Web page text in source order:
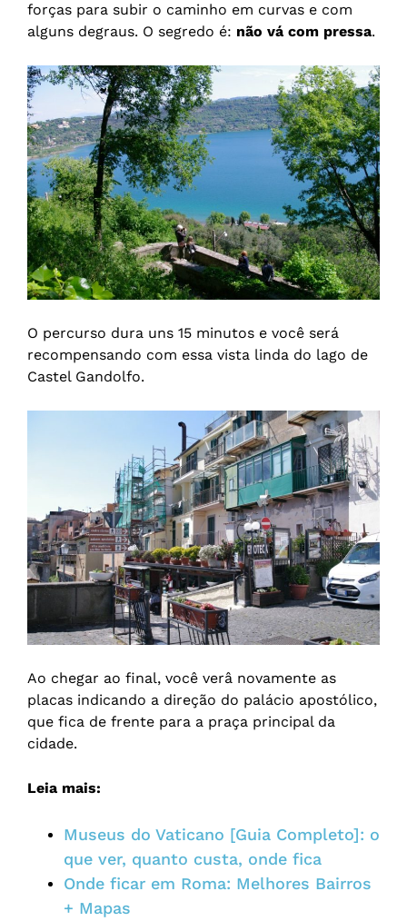
forças para subir o caminho em curvas e com
alguns degraus. O segredo é: não vá com pressa.
O percurso dura uns 15 minutos e você será
recompensando com essa vista linda do lago de
Castel Gandolfo.
Ao chegar ao final, você verâ novamente as
placas indicando a direção do palácio apostólico,
que fica de frente para a praça principal da
cidade.
Leia mais:
Museus do Vaticano [Guia Completo]: o
que ver, quanto custa, onde fica
Onde ficar em Roma: Melhores Bairros
+ Mapas